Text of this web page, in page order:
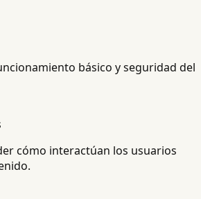
básico y seguridad del
cómo interactúan los usuarios